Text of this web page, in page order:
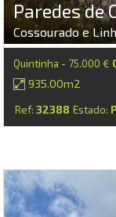
Paredes de
Cossourado e
Quintinha - 75.000 €
935.00m2
Ref: 32388 Estado: